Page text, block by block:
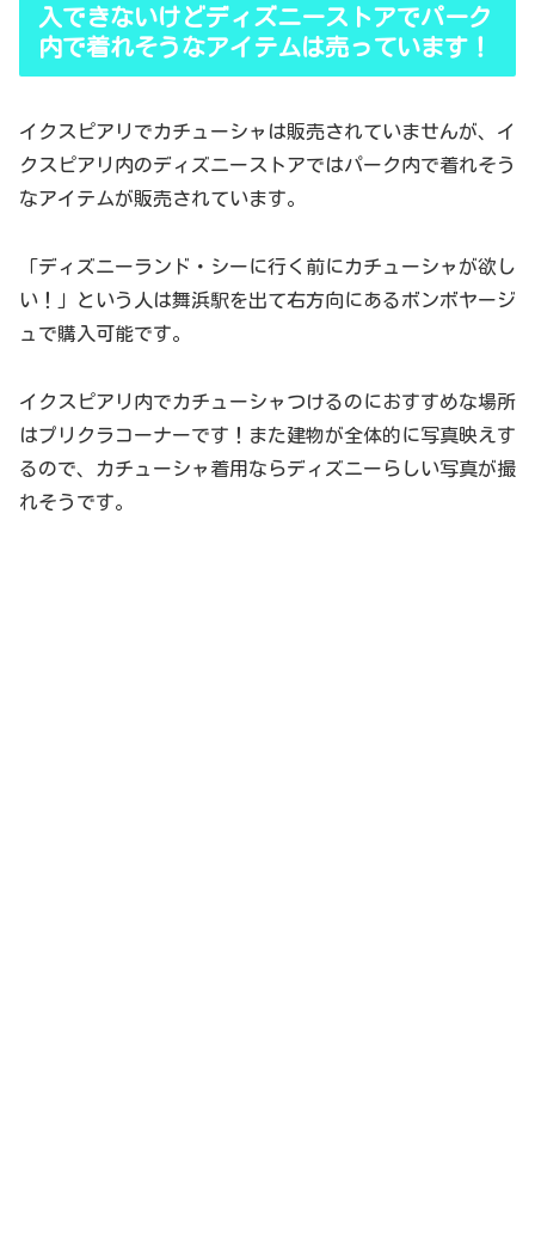
入できないけどディズニーストアでパーク
内で着れそうなアイテムは売っています！
イクスピアリでカチューシャは販売されていませんが、イ
クスピアリ内のディズニーストアではパーク内で着れそう
なアイテムが販売されています。
「ディズニーランド・シーに行く前にカチューシャが欲し
い！」という人は舞浜駅を出て右方向にあるボンボヤージ
ュで購入可能です。
イクスピアリ内でカチューシャつけるのにおすすめな場所
はプリクラコーナーです！また建物が全体的に写真映えす
るので、カチューシャ着用ならディズニーらしい写真が撮
れそうです。